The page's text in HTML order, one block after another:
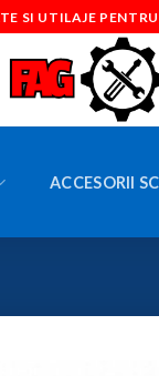
SI UTILAJE
ACCESORII